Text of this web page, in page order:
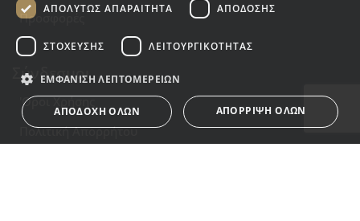
Προσφορές
Σύνδεσμοι
'Οροι Χρήσης
Πολιτική Απορρήτου
ΑΠΟΛΎΤΩΣ ΑΠΑΡΑΊΤΗΤΑ
ΑΠΌΔΟΣΗΣ
ΣΤΌΧΕΥΣΗΣ ΛΕΙΤΟΥΡΓΙΚΌΤΗΤΑΣ
ΕΜΦΆΝΙΣΗ ΛΕΠΤΟΜΕΡΕΙΏΝ
ΑΠΟΔΟΧΉ ΌΛΩΝ ΑΠΌΡΡΙΨΗ ΌΛΩΝ